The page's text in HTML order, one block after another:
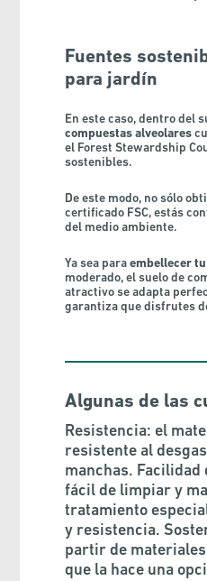
Fuentes
para jardín
En este caso, dentro del
compuestas alveolares
el Forest Stewardship
sostenibles.
De este modo, no sólo
certificado FSC, estás
del medio ambiente.
Ya sea para embellecer
moderado, el suelo de
atractivo se adapta
garantiza que disfrutes
Algunas de las
Resistencia: el
resistente al
manchas.
fácil de limpiar y
tratamiento
y resistencia.
partir de
que la hace una